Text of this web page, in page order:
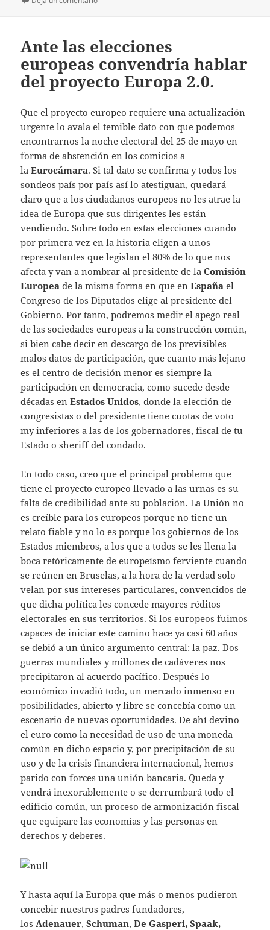
Ante las elecciones
europeas convendría hablar
del proyecto Europa 2.0.
Que el proyecto europeo requiere una actualización
urgente lo avala el temible dato con que podemos
encontrarnos la noche electoral del 25 de mayo en
forma de abstención en los comicios a
laEurocámara. Si tal dato se confirma y todos los
sondeos país por país así lo atestiguan, quedará
claro que a los ciudadanos europeos no les atrae la
idea de Europa que sus dirigentes les están
vendiendo. Sobre todo en estas elecciones cuando
por primera vez en la historia eligen a unos
representantes que legislan el 80% de lo que nos
afecta y van a nombrar al presidente de la Comisión
Europea de la misma forma en que enEspaña el
Congreso de los Diputados elige al presidente del
Gobierno. Por tanto, podremos medir el apego real
de las sociedades europeas a la construcción común,
si bien cabe decir en descargo de los previsibles
malos datos de participación, que cuanto más lejano
es el centro de decisión menor es siempre la
participación en democracia, como sucede desde
décadas enEstados Unidos, donde la elección de
congresistas o del presidente tiene cuotas de voto
my inferiores a las de los gobernadores, fiscal de tu
Estado o sheriff del condado.
En todo caso, creo que el principal problema que
tiene el proyecto europeo llevado a las urnas es su
falta de credibilidad ante su población. La Unión no
es creíble para los europeos porque no tiene un
relato fiable y no lo es porque los gobiernos de los
Estados miembros, a los que a todos se les llena la
boca retóricamente de europeísmo ferviente cuando
se reúnen en Bruselas, a la hora de la verdad solo
velan por sus intereses particulares, convencidos de
que dicha política les concede mayores réditos
electorales en sus territorios. Si los europeos fuimos
capaces de iniciar este camino hace ya casi 60 años
se debió a un único argumento central: la paz. Dos
guerras mundiales y millones de cadáveres nos
precipitaron al acuerdo pacífico. Después lo
económico invadió todo, un mercado inmenso en
posibilidades, abierto y libre se concebía como un
escenario de nuevas oportunidades. De ahí devino
el euro como la necesidad de uso de una moneda
común en dicho espacio y, por precipitación de su
uso y de la crisis financiera internacional, hemos
parido con forces una unión bancaria. Queda y
vendrá inexorablemente o se derrumbará todo el
edificio común, un proceso de armonización fiscal
que equipare las economías y las personas en
derechos y deberes.
Y hasta aquí la Europa que más o menos pudieron
concebir nuestros padres fundadores,
los Adenauer,Schuman,De Gasperi, Spaak,